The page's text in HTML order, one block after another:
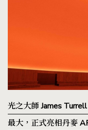
光之大師 James
最大，正式亮相丹麥